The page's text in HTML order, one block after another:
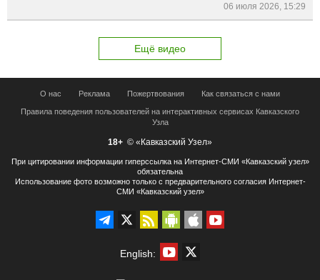
06 июля 2026, 15:29
Ещё видео
О нас Реклама Пожертвования Как связаться с нами
Правила поведения пользователей на интерактивных сервисах Кавказского
Узла
18+ © «Кавказский Узел»
При цитировании информации гиперссылка на Интернет-СМИ «Кавказский узел»
обязательна
Использование фото возможно только с предварительного согласия Интернет-
СМИ «Кавказский узел»
English: